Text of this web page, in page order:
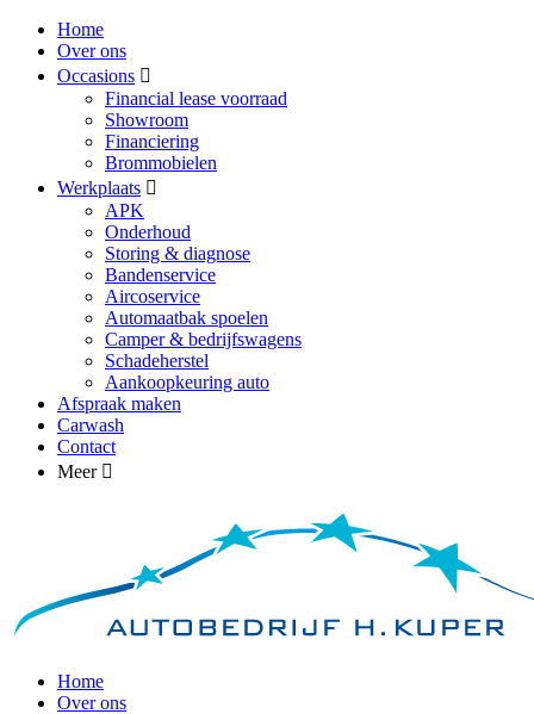
Home
Over ons
Occasions
Financial lease voorraad
Showroom
Financiering
Brommobielen
Werkplaats
APK
Onderhoud
Storing & diagnose
Bandenservice
Aircoservice
Automaatbak spoelen
Camper & bedrijfswagens
Schadeherstel
Aankoopkeuring auto
Afspraak maken
Carwash
Contact
Meer
Home
Over ons